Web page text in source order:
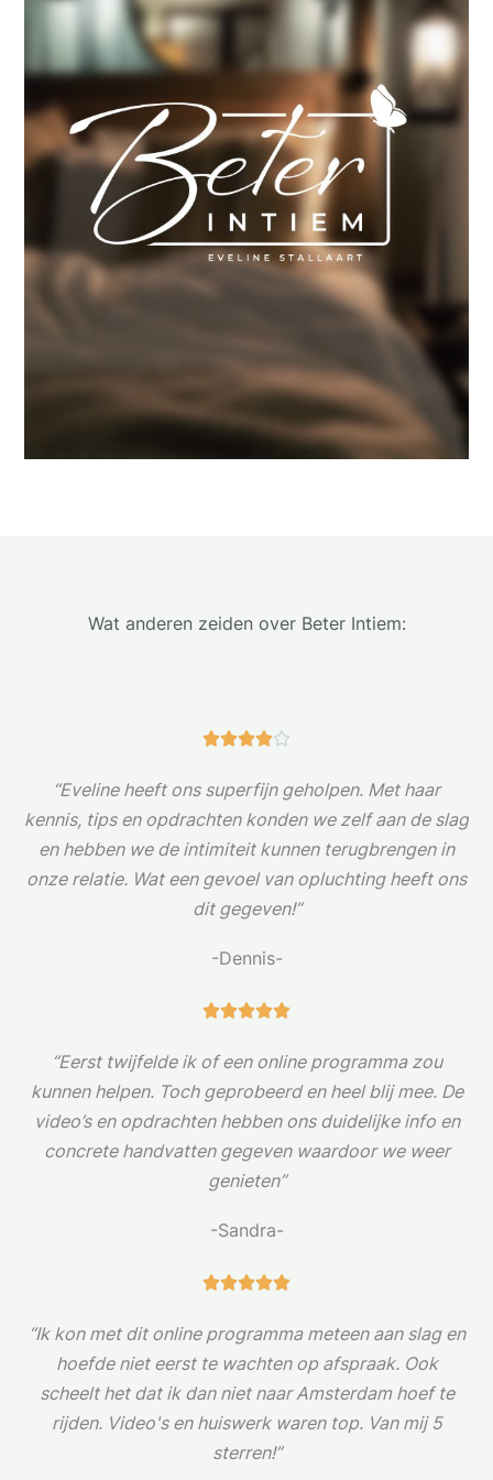
Wat anderen zeiden over Beter Intiem:

a
r
d
e
r
g
v
a
n
5
“Eveline heeft ons superfijn geholpen. Met haar
kennis, tips en opdrachten konden we zelf aan de slag
en hebben we de intimiteit kunnen terugbrengen in
onze relatie. Wat een gevoel van opluchting heeft ons
dit gegeven!”
-Dennis-
W
a
r
d
e
g
v
a
n
5
“Eerst twijfelde ik of een online programma zou
kunnen helpen. Toch geprobeerd en heel blij mee. De
video’s en opdrachten hebben ons duidelijke info en
concrete handvatten gegeven waardoor we weer
genieten”
-Sandra-
W
a
r
d
e
“Ik kon met dit online programma meteen aan slag en
hoefde niet eerst te wachten op afspraak. Ook
scheelt het dat ik dan niet naar Amsterdam hoef te
rijden. Video's en huiswerk waren top. Van mij 5
sterren!”